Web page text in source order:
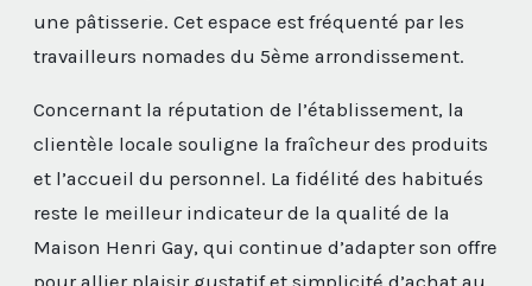
une pâtisserie. Cet espace est fréquenté par les
travailleurs nomades du 5ème arrondissement.
Concernant la réputation de l’établissement, la
clientèle locale souligne la fraîcheur des produits
et l’accueil du personnel. La fidélité des habitués
reste le meilleur indicateur de la qualité de la
Maison Henri Gay, qui continue d’adapter son offre